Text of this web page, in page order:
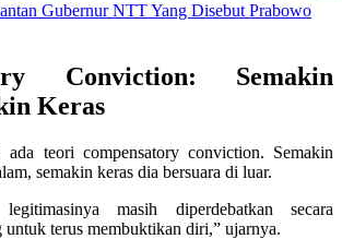
Gubernur NTT Yang Disebut Prabowo
Conviction: Semakin
Keras
ada teori compensatory conviction. Semakin
semakin keras dia bersuara di luar.
masih diperdebatkan secara
terus membuktikan diri,” ujarnya.